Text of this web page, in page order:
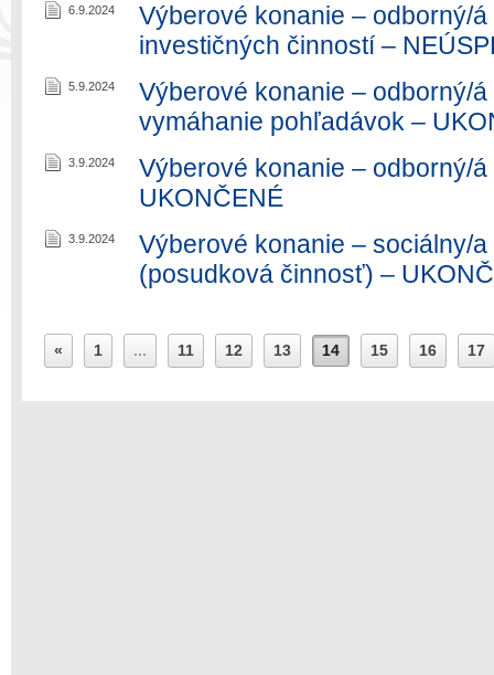
6.9.2024
Výberové konanie – odborný/
investičných činností –
5.9.2024
Výberové konanie – odborný/
vymáhanie pohľadávok –
3.9.2024
Výberové konanie – odborný/
UKONČENÉ
3.9.2024
Výberové konanie – sociálny/
(posudková činnosť) –
« 1 ... 11 12 13 14 15 16 17